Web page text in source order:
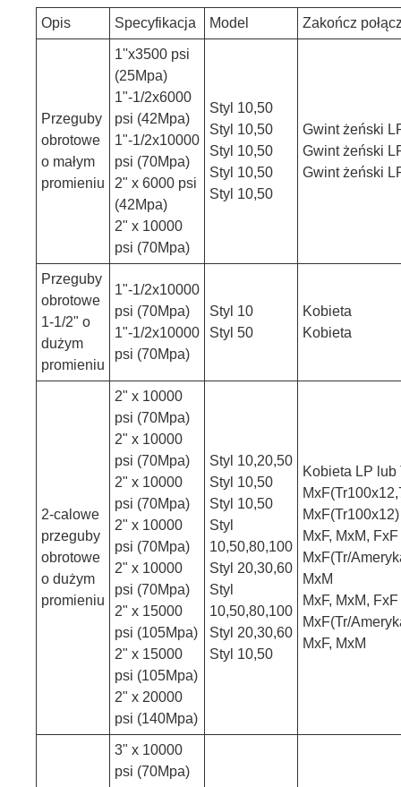
Opis Specyfikacja Model Zakończ
Przeguby
obrotowe
o małym
promieniu
1''x3500 psi
(25Mpa)
1"-1/2x6000
psi (42Mpa)
1"-1/2x10000
psi (70Mpa)
2" x 6000 psi
(42Mpa)
2" x 10000
psi (70Mpa)
Styl 10,50
Styl 10,50
Styl 10,50
Styl 10,50
Styl 10,50
Gwint żeński
Gwint żeński
Gwint żeński
Przeguby
obrotowe
1-1/2" o
dużym
promieniu
1"-1/2x10000
psi (70Mpa)
1"-1/2x10000
psi (70Mpa)
Styl 10
Styl 50
Kobieta
Kobieta
2-calowe
przeguby
obrotowe
o dużym
promieniu
2" x 10000
psi (70Mpa)
2" x 10000
psi (70Mpa)
2" x 10000
psi (70Mpa)
2" x 10000
psi (70Mpa)
2" x 10000
psi (70Mpa)
2" x 15000
psi (105Mpa)
2" x 15000
psi (105Mpa)
2" x 20000
psi (140Mpa)
Styl 10,20,50
Styl 10,50
Styl 10,50
Styl
10,50,80,100
Styl 20,30,60
Styl
10,50,80,100
Styl 20,30,60
Styl 10,50
Kobieta LP lub
MxF(Tr100x12)
MxF, MxM, FxF
MxF(Tr/
MxM
MxF, MxM, FxF
MxF(Tr/
MxF, MxM
3" x 10000
psi (70Mpa)